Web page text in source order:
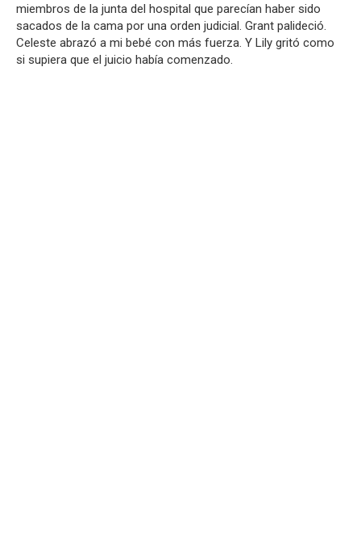
miembros de la junta del hospital que parecían haber sido
sacados de la cama por una orden judicial. Grant palideció.
Celeste abrazó a mi bebé con más fuerza. Y Lily gritó como
si supiera que el juicio había comenzado.